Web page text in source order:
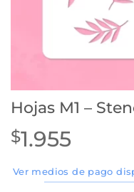
Hojas M1 –
$1.955
Ver medios de pago